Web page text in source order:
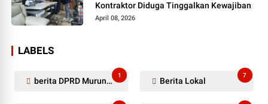
Kontraktor Diduga Tinggalkan Kewajiban
April 08, 2026
LABELS
berita DPRD Murung Raya
1
Berita Lokal
7